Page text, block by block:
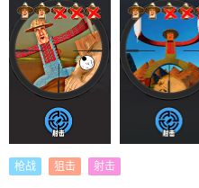
枪战 狙击 射击